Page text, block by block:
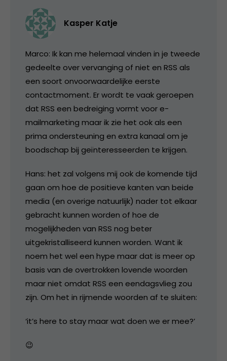
Kasper Katje
Marco: Ik kan me helemaal vinden in je tweede
gedeelte over vervanging of niet en RSS als
een soort onvoorwaardelijke eerste
contactmoment. Er wordt te vaak geroepen
dat RSS een bedreiging vormt voor e-
mailmarketing maar ik zie het ook als een
prima ondersteuning en extra kanaal om je
boodschap bij geïnteresseerden te krijgen.
Hans: het zal volgens mij ook de komende tijd
gaan om hoe de positieve kanten van beide
media (en overige natuurlijk) nader tot elkaar
gebracht kunnen worden of hoe de
mogelijkheden van RSS nog beter
uitgekristalliseerd kunnen worden. Want ik
noem het wel een hype maar dat is meer op
basis van de overtrokken lovende woorden
maar niet omdat RSS een eendagsvlieg zou
zijn. Om het in rijmende woorden af te sluiten:
‘it’s here to stay maar wat doen we er mee?’
😉